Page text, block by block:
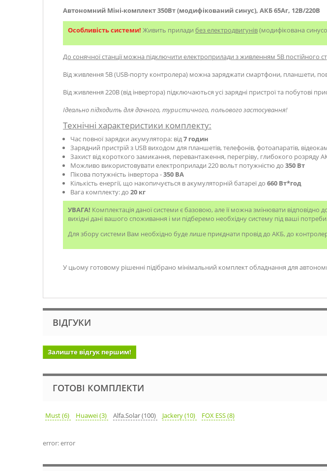
Автономний Міні-комплект 350Вт (модифікований синус), АКБ 65Аг, 12В/220В
Особливість системи! Живить прилади без електродвигунів(модифікована
До сонячної станції можна підключити електроприлади з живленням 5В постійного
Від живлення 5В (USB-порту контролера) можна заряджати смартфони, планшети,
Від живлення 220В (від інвертора) підключаються усі зарядні пристрої та побутові
Ідеально підходить для дачного, туристичного, польового застосування!
Технічні характеристики комплекту:
Час повної зарядки акумулятора: від 7 годин
Зарядний пристрій з USB виходом для планшетів, телефонів, фотоапаратів,
Захист від короткого замикання, перевантаження, перегріву, глибокого розряду
Можливо використовувати електроприлади 220 вольт потужністю до 350 Вт
Пікова потужність інвертора -350 ВА
Кількість енергії, що накопичується в акумуляторній батареї до 660 Вт*год
Вага комплекту: до 20 кг
УВАГА! Комплектація даної системи є базовою, але її можна змінювати
вихідні дані вашого споживання і ми підберемо необхідну систему під ваші
Для збору системи Вам необхідно буде лише приєднати провід до АКБ, до
У цьому готовому рішенні підібрано мінімальний комплект обладнання для
ВІДГУКИ
Залиште відгук першим!
ГОТОВІ КОМПЛЕКТИ
Must (6) Huawei (3) Alfa.Solar (100) Jackery (10) FOX ESS (8)
error: error